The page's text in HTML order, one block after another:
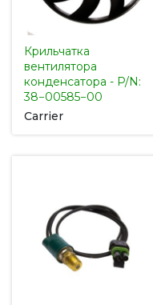
Крильчатка
вентилятора
конденсатора - P/N:
38−00585−00
Carrier